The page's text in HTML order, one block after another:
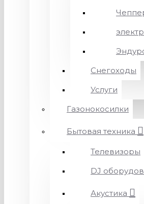
Снегоходы
Услуги
Газонокосилки
Бытовая техника
Телевизоры
DJ
Акустика